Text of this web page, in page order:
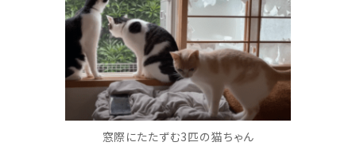
窓際にたたずむ3匹の猫ちゃん